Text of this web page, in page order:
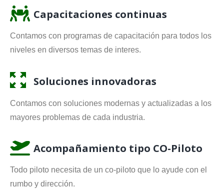
Capacitaciones continuas
Contamos con programas de capacitación para todos los
niveles en diversos temas de interes.
Soluciones innovadoras
Contamos con soluciones modernas y actualizadas a los
mayores problemas de cada industria.
Acompañamiento tipo CO-Piloto
Todo piloto necesita de un co-piloto que lo ayude con el
rumbo y dirección.